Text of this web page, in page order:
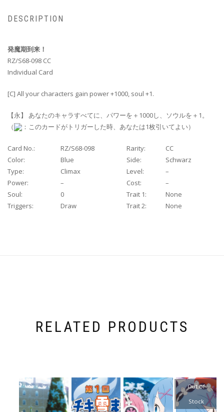
DESCRIPTION
発魔期到来！
RZ/S68-098 CC
Individual Card
[C] All your characters gain power +1000, soul +1.
【永】 あなたのキャラすべてに、パワーを＋1000し、ソウルを＋1。
（
：このカードがトリガーした時、あなたは1枚引いてよい）
Card No.: RZ/S68-098 Rarity:
CC
Color:
Blue Side:
Schwarz
Type:
Climax Level:
–
Power:
– Cost:
–
Soul:
0 Trait 1:
None
Triggers:
Draw Trait 2: None
RELATED PRODUCTS
Out of
Stock